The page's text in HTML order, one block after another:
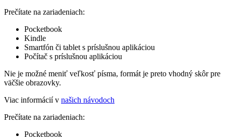
Prečítate na zariadeniach:
Pocketbook
Kindle
Smartfón či tablet s príslušnou aplikáciou
Počítač s príslušnou aplikáciou
Nie je možné meniť veľkosť písma, formát je preto vhodný skôr pre
väčšie obrazovky.
Viac informácií v našich návodoch
Prečítate na zariadeniach:
Pocketbook